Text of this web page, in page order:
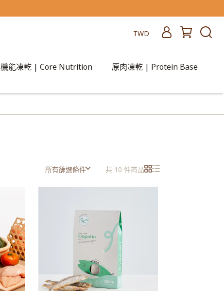
TWD
機能凍乾 | Core Nutrition
原肉凍乾 | Protein Base
所有篩選條件 共 10 件商品